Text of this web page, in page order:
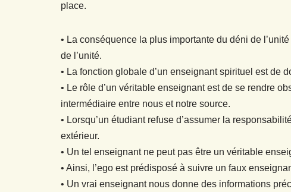
place.
• La conséquence la plus importante du déni de
de l’unité.
• La fonction globale d’un enseignant spirituel est de
• Le rôle d’un véritable enseignant est de se rendre
intermédiaire entre nous et notre source.
• Lorsqu’un étudiant refuse d’assumer la
extérieur.
• Un tel enseignant ne peut pas être un véritable
• Ainsi, l’ego est prédisposé à suivre un faux
• Un vrai enseignant nous donne des informations